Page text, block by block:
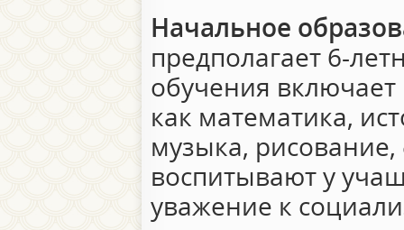
Начальное
предполагает 6-
обучения
как математика,
музыка, рисование,
воспитывают у
уважение к